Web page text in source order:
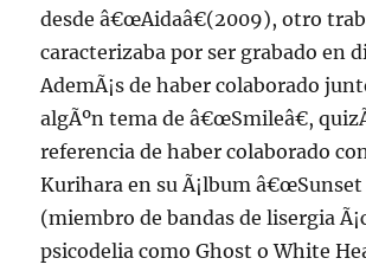
desde â€œAidaâ€(2009), otro
caracterizaba por ser grabado en
AdemÃ¡s de haber colaborado
algÃºn tema de â€œSmileâ€,
referencia de haber colaborado
Kurihara en su Ã¡lbum â€œSunset
(miembro de bandas de lisergia
psicodelia como Ghost o White